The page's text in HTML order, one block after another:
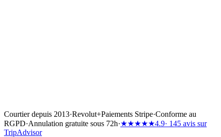
Courtier depuis 2013·Revolut+Paiements Stripe·Conforme au
RGPD·Annulation gratuite sous 72h·★★★★★4.9· 145 avis sur
TripAdvisor